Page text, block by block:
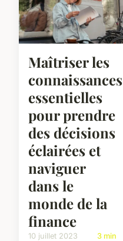
Maîtriser les
connaissances
essentielles
pour prendre
des décisions
éclairées et
naviguer
dans le
monde de la
finance
10 juillet 2023 3 min